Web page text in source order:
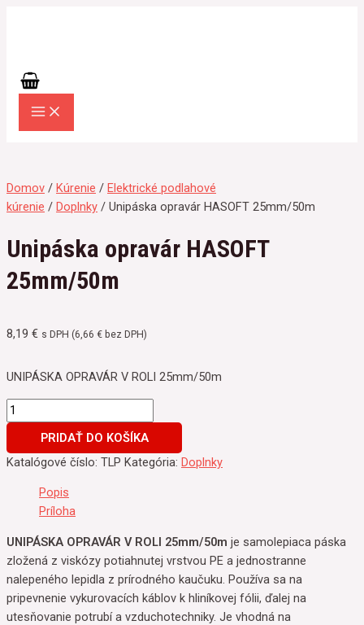
Domov / Kúrenie / Elektrické podlahové
kúrenie / Doplnky / Unipáska opravár HASOFT 25mm/50m
Unipáska opravár HASOFT
25mm/50m
8,19 € s DPH (6,66 € bez DPH)
UNIPÁSKA OPRAVÁR V ROLI 25mm/50m
25mm/50m
PRIDAŤ DO KOŠÍKA
Katalógové číslo: TLP Kategória: Doplnky
Popis
Príloha
UNIPÁSKA OPRAVÁR V ROLI 25mm/50m je samolepiaca páska
zložená z viskózy potiahnutej vrstvou PE a jednostranne
nalepeného lepidla z prírodného kaučuku. Používa sa na
pripevnenie vykurovacích káblov k hliníkovej fólii, ďalej na
utesňovanie potrubí a vzduchotechniky. Je vhodná na